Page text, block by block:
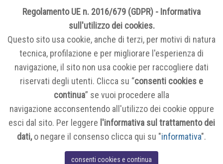
Regolamento UE n. 2016/679 (GDPR) - Informativa
sull'utilizzo dei cookies.
Questo sito usa cookie, anche di terzi, per motivi di natura
tecnica, profilazione e per migliorare l'esperienza di
navigazione, il sito non usa cookie per raccogliere dati
riservati degli utenti. Clicca su “consenti cookies e
continua” se vuoi procedere alla
navigazione acconsentendo all'utilizzo dei cookie oppure
esci dal sito. Per leggere l'informativa sul trattamento dei
dati,o negare il consenso clicca qui su "informativa".
consenti cookies e continua